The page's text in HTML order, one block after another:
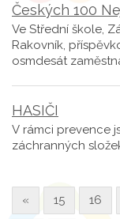
Českých 100
Ve Střední škole,
Rakovník,
osmdesát
HASIČI
V rámci prevence
záchranných
« 15 16